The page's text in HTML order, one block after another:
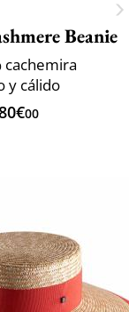
Beanie
cachemira
y cálido
00